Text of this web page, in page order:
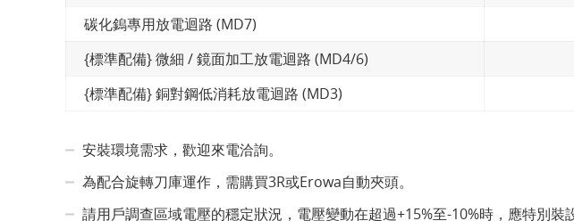
碳化鎢專用放電迴路 (MD7)
{標準配備} 微細 / 鏡面加工放電迴路 (MD4/6)
{標準配備} 銅對鋼低消耗放電迴路 (MD3)
安裝環境需求，歡迎來電洽詢。
為配合旋轉刀庫運作，需購買3R或Erowa自動夾頭。
請用戶調查區域電壓的穩定狀況，電壓變動在超過+15%至-10%時，應特別裝